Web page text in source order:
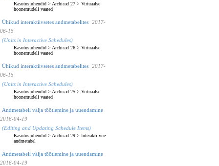
Kasutusjuhendid > Archicad 27 > Virtuaalse
hoonemudeli vaated
Ühikud interaktiivsetes andmetabelites
2017-
06-15
(Units in Interactive Schedules)
Kasutusjuhendid > Archicad 26 > Virtuaalse
hoonemudeli vaated
Ühikud interaktiivsetes andmetabelites
2017-
06-15
(Units in Interactive Schedules)
Kasutusjuhendid > Archicad 25 > Virtuaalse
hoonemudeli vaated
Andmetabeli välja töötlemine ja uuendamine
2016-04-19
(Editing and Updating Schedule Items)
Kasutusjuhendid > Archicad 29 > Interaktiivne
andmetabel
Andmetabeli välja töötlemine ja uuendamine
2016-04-19